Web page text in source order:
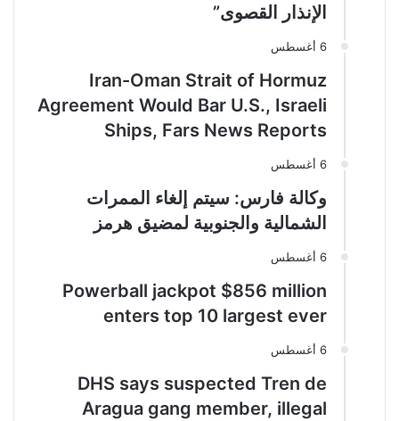
الإنذار القصوى”
6 أغسطس
Iran-Oman Strait of Hormuz
Agreement Would Bar U.S., Israeli
Ships, Fars News Reports
6 أغسطس
وكالة فارس: سيتم إلغاء الممرات
الشمالية والجنوبية لمضيق هرمز
6 أغسطس
Powerball jackpot $856 million
enters top 10 largest ever
6 أغسطس
DHS says suspected Tren de
Aragua gang member, illegal